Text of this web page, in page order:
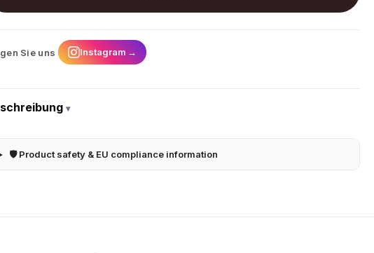
Sie uns Instagram →
▾
🛡 Product safety & EU compliance information